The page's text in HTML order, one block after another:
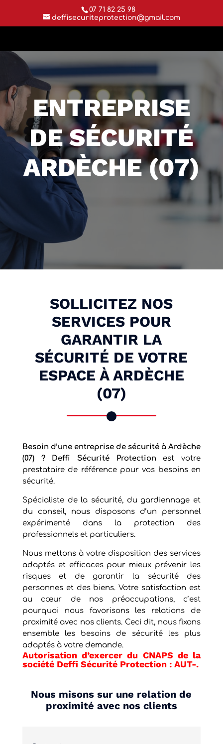
07 71 82 25 98
deffisecuriteprotection@gmail.com
ENTREPRISE
DE SÉCURITÉ
ARDÈCHE (07)
SOLLICITEZ NOS
SERVICES POUR
GARANTIR LA
SÉCURITÉ DE VOTRE
ESPACE À ARDÈCHE
(07)
Besoin d’une entreprise de sécurité à Ardèche
(07) ? Deffi Sécurité Protection est votre
prestataire de référence pour vos besoins en
sécurité.
Spécialiste de la sécurité, du gardiennage et
du conseil, nous disposons d’un personnel
expérimenté dans la protection des
professionnels et particuliers.
Nous mettons à votre disposition des services
adaptés et efficaces pour mieux prévenir les
risques et de garantir la sécurité des
personnes et des biens. Votre satisfaction est
au cœur de nos préoccupations, c’est
pourquoi nous favorisons les relations de
proximité avec nos clients. Ceci dit, nous fixons
ensemble les besoins de sécurité les plus
adaptés à votre demande.
Autorisation d’exercer du CNAPS de la
société Deffi Sécurité Protection : AUT-.
Nous misons sur une relation de
proximité avec nos clients